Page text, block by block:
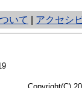
いて アクセシ